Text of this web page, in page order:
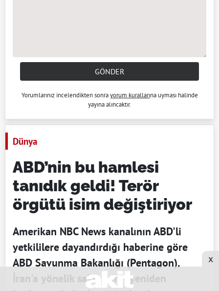
GÖNDER
Yorumlarınız incelendikten sonrayorum kurallarına uyması halinde
yayına alıncaktır.
Dünya
ABD’nin bu hamlesi
tanıdık geldi! Terör
örgütü isim değiştiriyor
Amerikan NBC News kanalının ABD'li
yetkililere dayandırdığı haberine göre
ABD Savunma Bakanlığı (Pentagon),
İran'a yönelik saldırıların yeniden
x